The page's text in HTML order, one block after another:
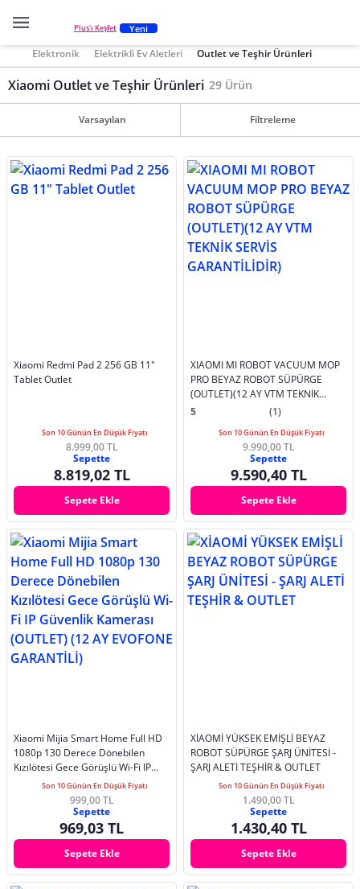
Plus'ı Keşfet Yeni
Elektronik Elektrikli Ev Aletleri Outlet ve Teşhir Ürünleri
Xiaomi Outlet ve Teşhir Ürünleri 29 Ürün
Varsayılan Filtreleme
Xiaomi Redmi Pad 2 256 GB 11"
Tablet Outlet
Son 10 Günün En Düşük Fiyatı
8.999,00 TL
Sepette
8.819,02 TL
Sepete Ekle
XIAOMI MI ROBOT VACUUM MOP
PRO BEYAZ ROBOT SÜPÜRGE
(OUTLET)(12 AY VTM TEKNİK
SERVİS GARANTİLİDİR)
5 (1)
Son 10 Günün En Düşük Fiyatı
9.990,00 TL
Sepette
9.590,40 TL
Sepete Ekle
Xiaomi Mijia Smart Home Full HD
1080p 130 Derece Dönebilen
Kızılötesi Gece Görüşlü Wi-Fi IP
Güvenlik Kamerası (OUTLET) (12
AY EVOFONE GARANTİLİ)
Son 10 Günün En Düşük Fiyatı
999,00 TL
Sepette
969,03 TL
Sepete Ekle
XİAOMİ YÜKSEK EMİŞLİ BEYAZ
ROBOT SÜPÜRGE ŞARJ ÜNİTESİ -
ŞARJ ALETİ TEŞHİR & OUTLET
Son 10 Günün En Düşük Fiyatı
1.490,00 TL
Sepette
1.430,40 TL
Sepete Ekle